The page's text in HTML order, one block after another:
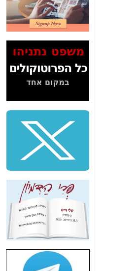
2" על תעלולי השר
משה כחלון -כאן
הסלולר" ואיך מסרסים
את הנתונים לציבור -
כאן
סיכום ביקור בסיליקון
שלמה פילבר (עד
לאחרונה מנכ"ל משרד
התקשורת) - עד
מדינה? הצחקתם
"יש אפליה בחקירה"?
חשיפה: למה השר
משה כחלון לא נחקר
עד היום? -
כאן
הדומה לזו של "תיק
4000" אך בתחום
הסלולר -